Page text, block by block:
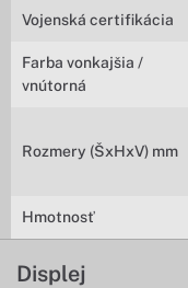
Vojenská certifikácia
Farba vonkajšia /
vnútorná
Rozmery (ŠxHxV) mm
Hmotnosť
Displej